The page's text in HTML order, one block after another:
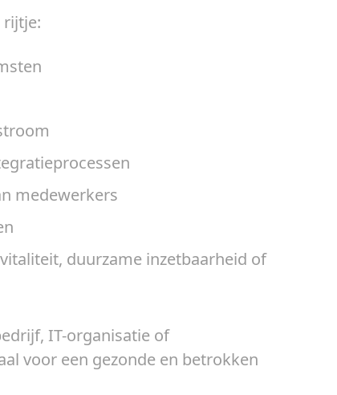
rijtje:
medewerkers
duurzame inzetbaarheid of
IT-organisatie of
voor een gezonde en betrokken